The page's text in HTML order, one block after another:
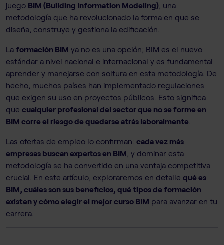
juego BIM (Building Information Modeling) , una
metodología que ha revolucionado la forma en que se
diseña, construye y gestiona la edificación.
La formación BIM ya no es una opción; BIM es el nuevo
estándar a nivel nacional e internacional y es fundamental
aprender y manejarse con soltura en esta metodología. De
hecho, muchos países han implementado regulaciones
que exigen su uso en proyectos públicos. Esto significa
que cualquier profesional del sector que no se forme en
BIM corre el riesgo de quedarse atrás laboralmente
Las ofertas de empleo lo confirman: cada vez más
empresas buscan expertos en BIM , y dominar esta
metodología se ha convertido en una ventaja competitiva
crucial. En este artículo, exploraremos en detalle qué es
BIM, cuáles son sus beneficios, qué tipos de formación
existen y cómo elegir el mejor curso BIM para avanzar en tu
carrera.